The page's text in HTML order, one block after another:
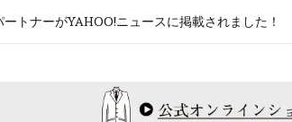
ニュースに掲載されました！